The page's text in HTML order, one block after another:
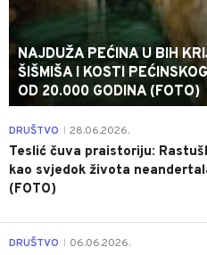
NAJDUŽA PEĆINA U BIH
ŠIŠMIŠA I KOSTI
OD 20.000 GODINA (FOTO)
DRUŠTVO 28.06.2026.
Teslić čuva praistoriju:
kao svjedok života
(FOTO)
DRUŠTVO 06.06.2026.